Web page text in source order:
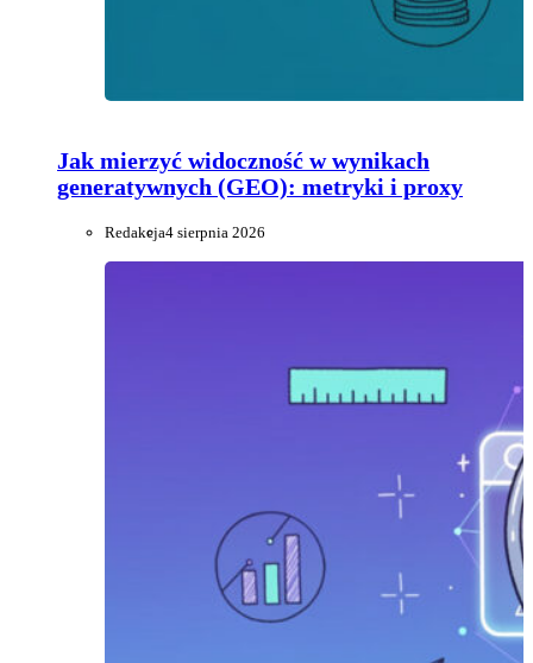
Jak mierzyć widoczność w wynikach
generatywnych (GEO): metryki i proxy
Redakcja4 sierpnia 2026